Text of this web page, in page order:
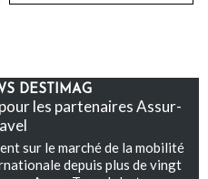
DESTIMAG
les partenaires Assur-
sur le marché de la mobilité
depuis plus de vingt